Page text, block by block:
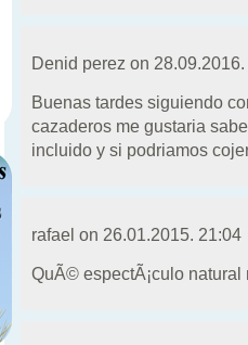
Denid perez on
Buenas tardes siguiendo
cazaderos me gustaria
incluido y si podriamos
rafael on 26.01.2015. 21:04
QuÃ© espectÃ¡culo natural